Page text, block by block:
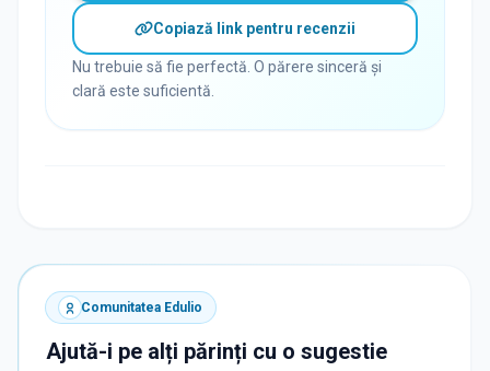
Copiază link pentru recenzii
Nu trebuie să fie perfectă. O părere sinceră și
clară este suficientă.
Comunitatea Edulio
Ajută-i pe alți părinți cu o sugestie